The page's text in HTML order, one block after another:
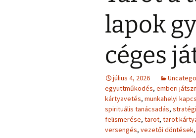
ÉFT
Ingás Lélekállítás
esetek
ÉLETFORGATÓKÖNYV
KRONOBIOLÓGIA
írások
TAROT kártya
(sorselemzés és
problémafeltárás)
FELOLDÁS JÁTÉK
NÉGY KÉRDÉS
(ítéleteink
BACH
ACCESS
(hozzáférés a
tudatossághoz)
ELENGEDÉS
lapok
céges
július 4, 2026
együttműködés, emberi
kártyavetés, munkahelyi
spirituális tanácsadás,
felismerése, tarot, tarot
versengés, vezetői döntések,